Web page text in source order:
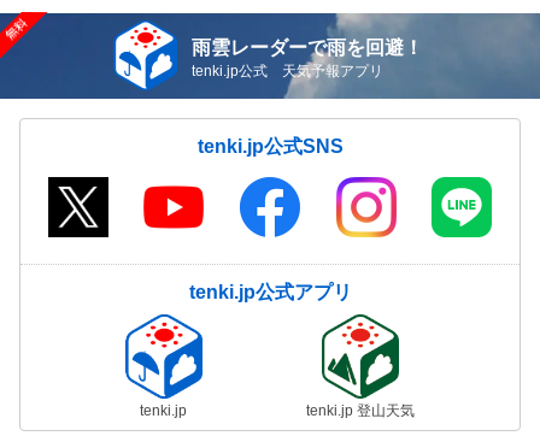
雨雲レーダーで雨を回避！
tenki.jp公式 天気予報アプリ
tenki.jp公式SNS
tenki.jp公式アプリ
tenki.jp tenki.jp 登山天気